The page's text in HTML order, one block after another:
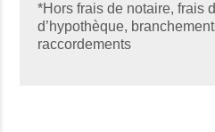
*Hors frais de notaire, frais
d’hypothèque,
raccordements